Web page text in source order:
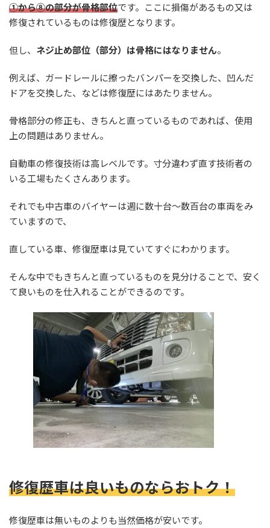
①から⑧の部分が骨格部位です。ここに損傷があるもの又は
修復されているものは修復歴となります。
但し、 ネジ止め部位（部分）は骨格にはなりません。
例えば、ガードレールに擦ったバンパーを交換した、凹んだ
ドアを交換した、などは修復歴にはあたりません。
骨格部分の修正も、きちんと直っているものであれば、使用
上の問題はありません。
自動車の修復技術は高レベルです。寸分違わず直す技術者の
いる工場もたくさんあります。
それでも中古車のバイヤーは週に数十台～数百台の車両をみ
ていますので、
直している車、修復歴車は見ていてすぐにわかります。
そんな中でもきちんと直っているものを見分けることで、安く
て良いものを仕入れることができるのです。
修復歴車は良いものならおトク！
修復歴車は無いものよりも当然価格が安いです。